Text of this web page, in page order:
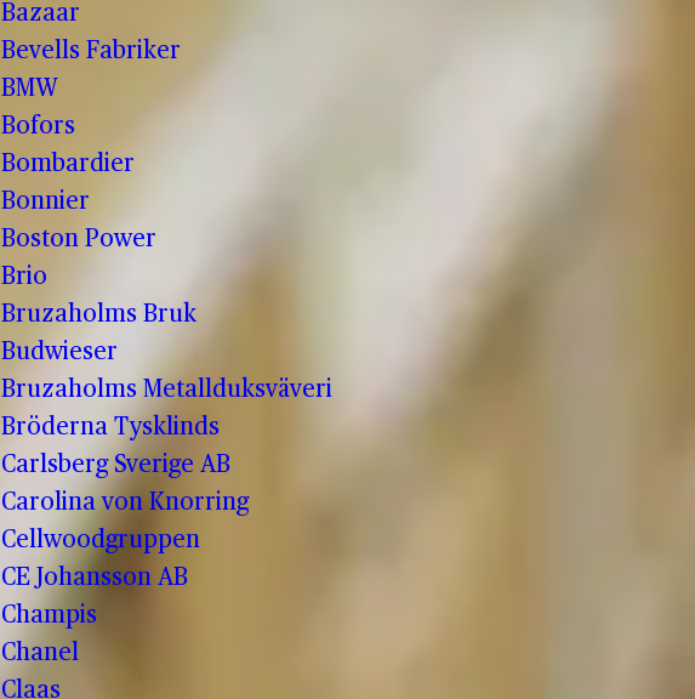
Bazaar
Bevells Fabriker
BMW
Bofors
Bombardier
Bonnier
Boston Power
Brio
Bruzaholms Bruk
Budwieser
Bruzaholms Metallduksväveri
Bröderna Tysklinds
Carlsberg Sverige AB
Carolina von Knorring
Cellwoodgruppen
CE Johansson AB
Champis
Chanel
Claas